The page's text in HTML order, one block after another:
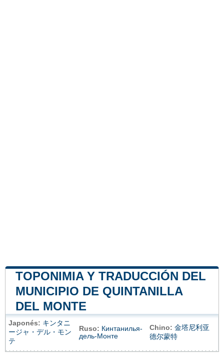
TOPONIMIA Y TRADUCCIÓN DEL
MUNICIPIO DE QUINTANILLA
DEL MONTE
Japonés: キンタニ
ージャ・デル・モン
テ
Ruso: Кинтанилья-
дель-Монте
Chino: 金塔尼利亚
德尔蒙特